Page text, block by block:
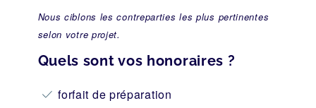
Nous ciblons les contreparties les plus pertinentes
selon votre projet.
Quels sont vos honoraires ?
forfait de préparation